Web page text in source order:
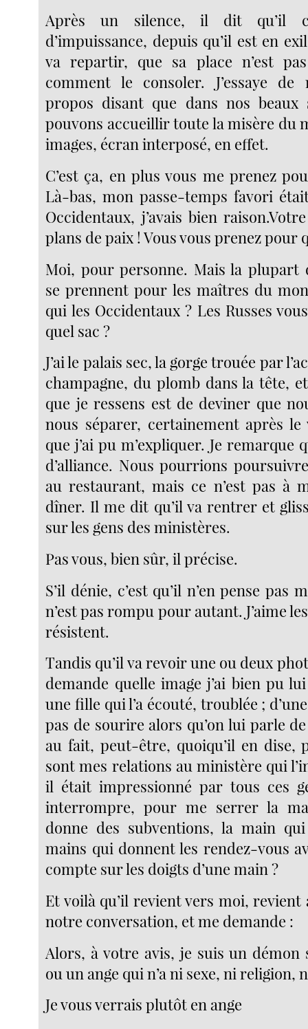
Après un silence, il dit qu’il
d’impuissance, depuis qu’il est en
va repartir, que sa place n’est
comment le consoler. J’essaye
propos disant que dans nos beaux
pouvons accueillir toute la misère du
images, écran interposé, en effet.
C’est ça, en plus vous me prenez
Là-bas, mon passe-temps favori
Occidentaux, j’avais bien
plans de paix ! Vous vous prenez pour
Moi, pour personne. Mais la plupart
se prennent pour les maîtres du
qui les Occidentaux ? Les Russes
quel sac ?
J’ai le palais sec, la gorge trouée par
champagne, du plomb dans la tête,
que je ressens est de deviner que
nous séparer, certainement après le
que j’ai pu m’expliquer. Je remarque
d’alliance. Nous pourrions
au restaurant, mais ce n’est pas à
dîner. Il me dit qu’il va rentrer et
sur les gens des ministères.
Pas vous, bien sûr, il précise.
S’il dénie, c’est qu’il n’en pense pas
n’est pas rompu pour autant. J’aime
résistent.
Tandis qu’il va revoir une ou deux
demande quelle image j’ai bien pu
une fille qui l’a écouté, troublée ;
pas de sourire alors qu’on lui parle
au fait, peut-être, quoiqu’il en dise,
sont mes relations au ministère qui
il était impressionné par tous ces
interrompre, pour me serrer la
donne des subventions, la main
mains qui donnent les rendez-vous
compte sur les doigts d’une main ?
Et voilà qu’il revient vers moi,
notre conversation, et me demande :
Alors, à votre avis, je suis un démon
ou un ange qui n’a ni sexe, ni religion,
Je vous verrais plutôt en ange